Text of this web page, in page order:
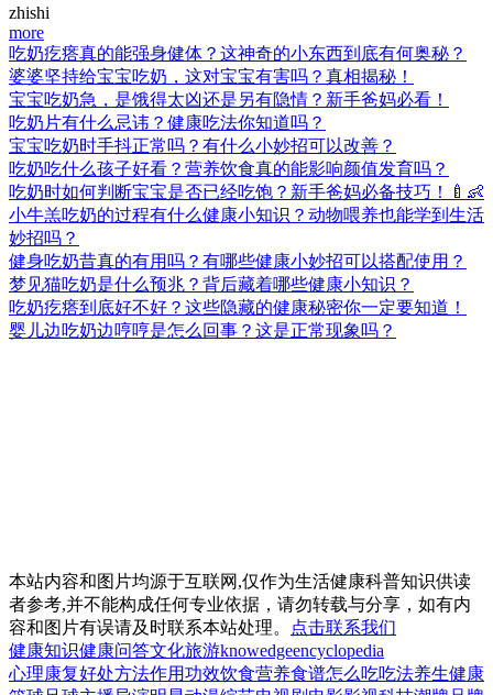
zhishi
more
吃奶疙瘩真的能强身健体？这神奇的小东西到底有何奥秘？
婆婆坚持给宝宝吃奶，这对宝宝有害吗？真相揭秘！
宝宝吃奶急，是饿得太凶还是另有隐情？新手爸妈必看！
吃奶片有什么忌讳？健康吃法你知道吗？
宝宝吃奶时手抖正常吗？有什么小妙招可以改善？
吃奶吃什么孩子好看？营养饮食真的能影响颜值发育吗？
吃奶时如何判断宝宝是否已经吃饱？新手爸妈必备技巧！🍼👶
小牛羔吃奶的过程有什么健康小知识？动物喂养也能学到生活
妙招吗？
健身吃奶昔真的有用吗？有哪些健康小妙招可以搭配使用？
梦见猫吃奶是什么预兆？背后藏着哪些健康小知识？
吃奶疙瘩到底好不好？这些隐藏的健康秘密你一定要知道！
婴儿边吃奶边哼哼是怎么回事？这是正常现象吗？
本站内容和图片均源于互联网,仅作为生活健康科普知识供读
者参考,并不能构成任何专业依据，请勿转载与分享，如有内
容和图片有误请及时联系本站处理。
点击联系我们
健康知识健康问答文化旅游knowedgeencyclopedia
心理康复好处方法作用功效饮食营养食谱怎么吃吃法养生健康